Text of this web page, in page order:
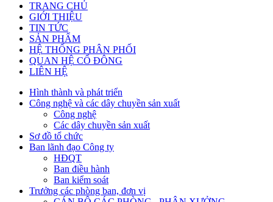
TRANG CHỦ
GIỚI THIỆU
TIN TỨC
SẢN PHẨM
HỆ THỐNG PHÂN PHỐI
QUAN HỆ CỔ ĐÔNG
LIÊN HỆ
Hình thành và phát triển
Công nghệ và các dây chuyền sản xuất
Công nghệ
Các dây chuyền sản xuất
Sơ đồ tổ chức
Ban lãnh đạo Công ty
HĐQT
Ban điều hành
Ban kiểm soát
Trưởng các phòng ban, đơn vị